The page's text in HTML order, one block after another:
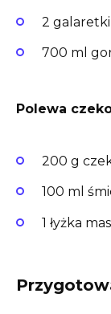
2
700 ml
Polewa
200 g
100 ml
1 łyżka